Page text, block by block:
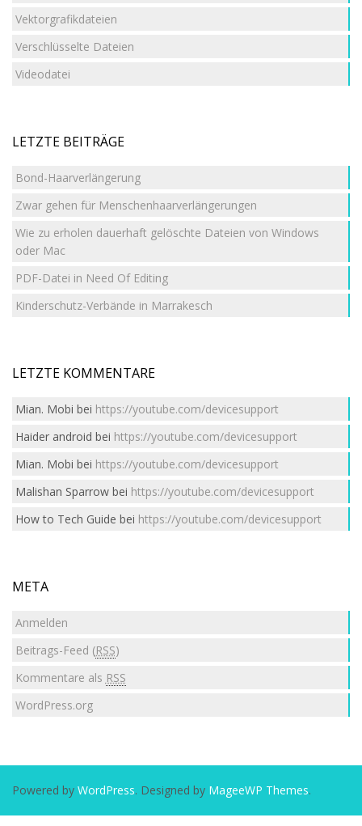
Vektorgrafikdateien
Verschlüsselte Dateien
Videodatei
LETZTE BEITRÄGE
Bond-Haarverlängerung
Zwar gehen für Menschenhaarverlängerungen
Wie zu erholen dauerhaft gelöschte Dateien von Windows
oder Mac
PDF-Datei in Need Of Editing
Kinderschutz-Verbände in Marrakesch
LETZTE KOMMENTARE
Mian. Mobi bei https://youtube.com/devicesupport
Haider android bei https://youtube.com/devicesupport
Mian. Mobi bei https://youtube.com/devicesupport
Malishan Sparrowbei https://youtube.com/devicesupport
How to Tech Guide bei https://youtube.com/devicesupport
META
Anmelden
Beitrags-Feed (RSS)
Kommentare als RSS
WordPress.org
Powered by WordPress. Designed by MageeWP Themes.